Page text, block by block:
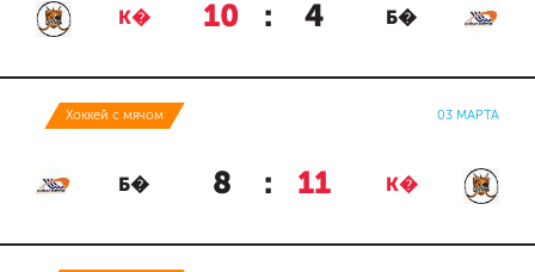
К� 10 : 4 Б�
Хоккей с мячом 03 МАРТА
Б� 8 : 11 К�